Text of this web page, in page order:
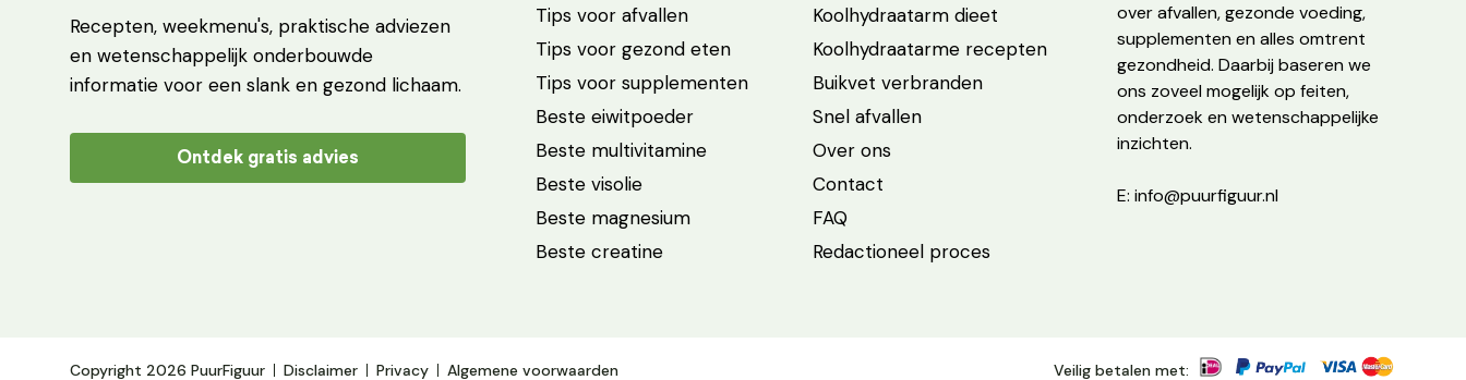
Recepten, weekmenu's, praktische adviezen
en wetenschappelijk onderbouwde
informatie voor een slank en gezond lichaam.
Ontdek gratis advies
Tips voor afvallen
Tips voor gezond eten
Tips voor supplementen
Beste eiwitpoeder
Beste multivitamine
Beste visolie
Beste magnesium
Beste creatine
Koolhydraatarm dieet
Koolhydraatarme recepten
Buikvet verbranden
Snel afvallen
Over ons
Contact
FAQ
Redactioneel proces
over afvallen, gezonde voeding,
supplementen en alles omtrent
gezondheid. Daarbij baseren we
ons zoveel mogelijk op feiten,
onderzoek en wetenschappelijke
inzichten.
E: info@puurfiguur.nl
Copyright 2026 PuurFiguur Disclaimer Privacy Algemene voorwaarden Veilig betalen met: